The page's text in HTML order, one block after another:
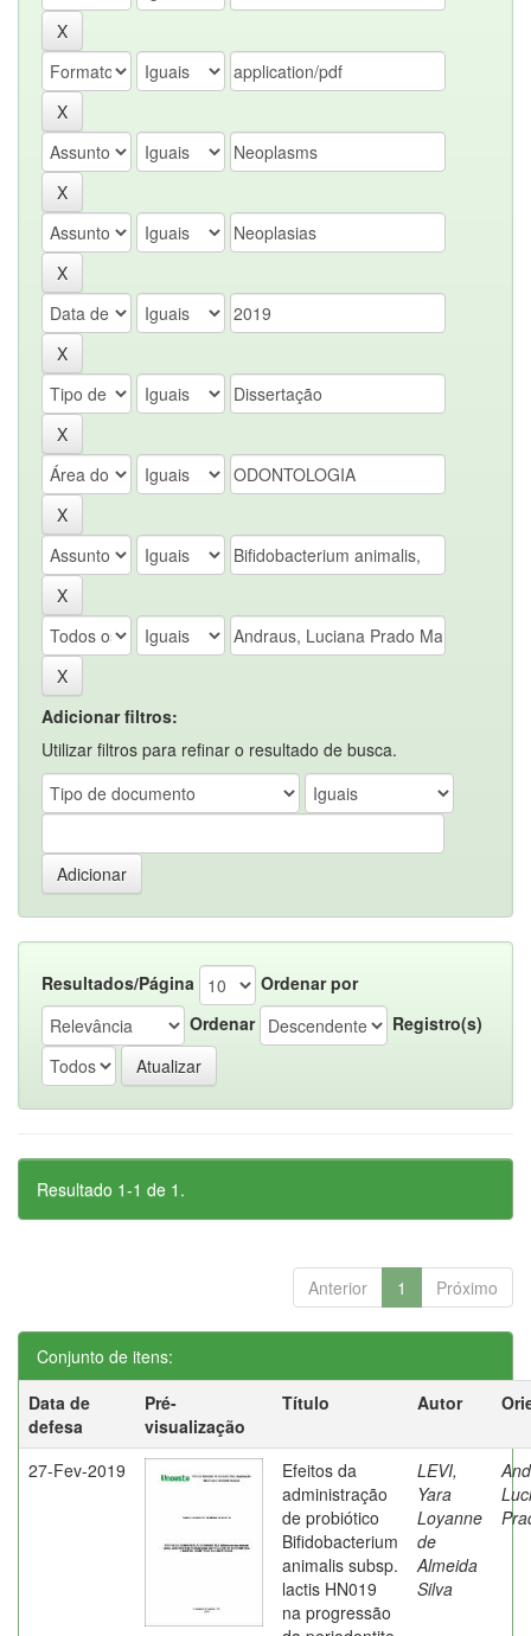
Adicionar filtros:
Utilizar filtros para refinar o resultado de busca.
Resultados/Página
Ordenar por
Ordenar
Registro(s)
Resultado 1-1 de 1.
Anterior 1 Próximo
Conjunto de itens:
Data de
defesa
Pré-
visualização
Título Autor
27-Fev-2019
Efeitos da
administração
de probiótico
Bifidobacterium
animalis subsp.
lactis HN019
na progressão
LEVI,
Yara
Loyanne
de
Almeida
Silva